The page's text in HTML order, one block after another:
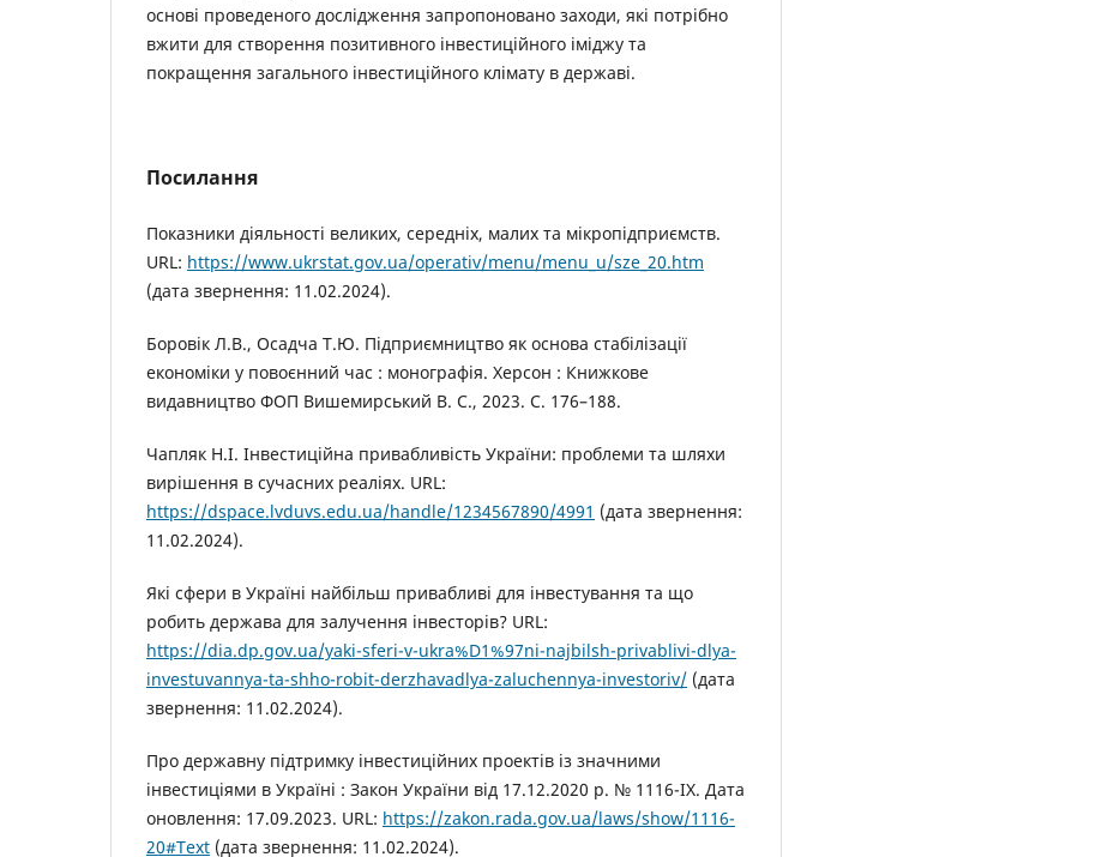
основі проведеного дослідження запропоновано заходи, які потрібно
вжити для створення позитивного інвестиційного іміджу та
покращення загального інвестиційного клімату в державі.
Посилання
Показники діяльності великих, середніх, малих та мікропідприємств.
URL: https://www.ukrstat.gov.ua/operativ/menu/menu_u/sze_20.htm
(дата звернення: 11.02.2024).
Боровік Л.В., Осадча Т.Ю. Підприємництво як основа стабілізації
економіки у повоєнний час : монографія. Херсон : Книжкове
видавництво ФОП Вишемирський В. С., 2023. С. 176–188.
Чапляк Н.І. Інвестиційна привабливість України: проблеми та шляхи
вирішення в сучасних реаліях. URL:
https://dspace.lvduvs.edu.ua/handle/1234567890/4991 (дата звернення:
11.02.2024).
Які сфери в Україні найбільш привабливі для інвестування та що
робить держава для залучення інвесторів? URL:
https://dia.dp.gov.ua/yaki-sferi-v-ukra%D1%97ni-najbilsh-privablivi-dlya-
investuvannya-ta-shho-robit-derzhavadlya-zaluchennya-investoriv/ (дата
звернення: 11.02.2024).
Про державну підтримку інвестиційних проектів із значними
інвестиціями в Україні : Закон України від 17.12.2020 р. № 1116-ІХ. Дата
оновлення: 17.09.2023. URL: https://zakon.rada.gov.ua/laws/show/1116-
20#Text (дата звернення: 11.02.2024).